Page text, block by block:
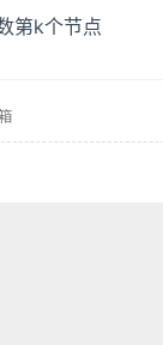
第k个节点